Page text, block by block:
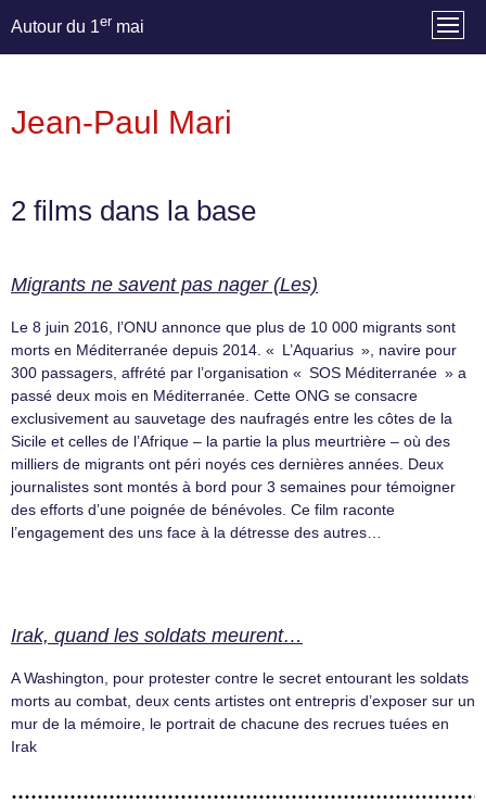
Autour du 1er mai
Jean-Paul Mari
2 films dans la base
Migrants ne savent pas nager (Les)
Le 8 juin 2016, l’ONU annonce que plus de 10 000 migrants sont
morts en Méditerranée depuis 2014. « L’Aquarius », navire pour
300 passagers, affrété par l’organisation « SOS Méditerranée » a
passé deux mois en Méditerranée. Cette ONG se consacre
exclusivement au sauvetage des naufragés entre les côtes de la
Sicile et celles de l’Afrique – la partie la plus meurtrière – où des
milliers de migrants ont péri noyés ces dernières années. Deux
journalistes sont montés à bord pour 3 semaines pour témoigner
des efforts d’une poignée de bénévoles. Ce film raconte
l’engagement des uns face à la détresse des autres…
Irak, quand les soldats meurent…
A Washington, pour protester contre le secret entourant les soldats
morts au combat, deux cents artistes ont entrepris d’exposer sur un
mur de la mémoire, le portrait de chacune des recrues tuées en
Irak